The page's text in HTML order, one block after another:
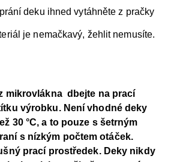
deku ihned vytáhněte z pračky
je nemačkavý, žehlit nemusíte.
mikrovlákna dbejte na prací
výrobku. Není vhodné deky
30 °C, a to pouze s šetrným
s nízkým počtem otáček.
prací prostředek. Deky nikdy